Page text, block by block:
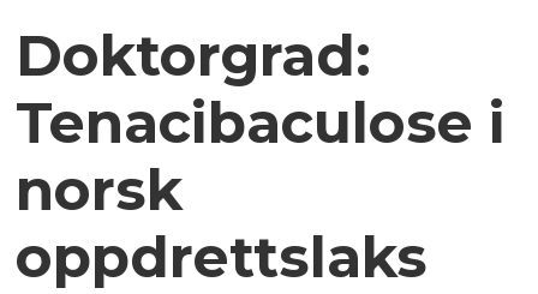
Doktorgrad:
Tenacibaculose i
norsk
oppdrettslaks